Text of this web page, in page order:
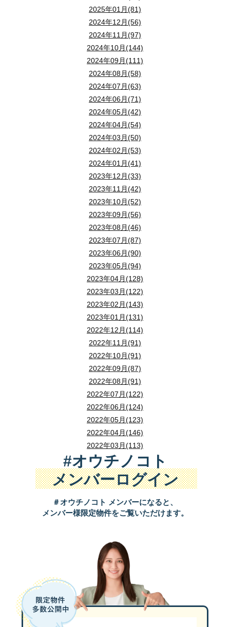
2025年01月(81)
2024年12月(56)
2024年11月(97)
2024年10月(144)
2024年09月(111)
2024年08月(58)
2024年07月(63)
2024年06月(71)
2024年05月(42)
2024年04月(54)
2024年03月(50)
2024年02月(53)
2024年01月(41)
2023年12月(33)
2023年11月(42)
2023年10月(52)
2023年09月(56)
2023年08月(46)
2023年07月(87)
2023年06月(90)
2023年05月(94)
2023年04月(128)
2023年03月(122)
2023年02月(143)
2023年01月(131)
2022年12月(114)
2022年11月(91)
2022年10月(91)
2022年09月(87)
2022年08月(91)
2022年07月(122)
2022年06月(124)
2022年05月(123)
2022年04月(146)
2022年03月(113)
#オウチノコト
メンバーログイン
＃オウチノコト メンバーになると、
メンバー様限定物件をご覧いただけます。